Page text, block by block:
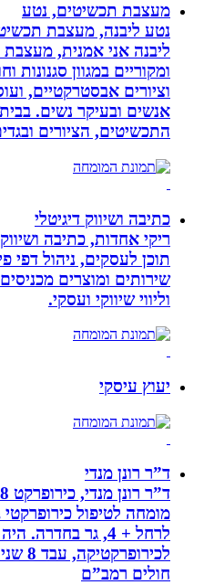
מעצבת תכשיטים, נטע
נטע ליבנה, מעצבת תכשיטים,
ליבנה אני אמנית, מעצבת
ומקוריים במגוון סגנונות
וציורים אבסטרקטיים,
אנשים ובעיקר נשים. בבית
התכשיטים, הציורים ובגדים .
כתיבה ושיווק דיגיטלי
ריקי אחדות, כתיבה ושיווק
תוכן לעסקים, ניהול דפי
שירותים ומוצרים מכניסים,
וליווי שיווקי ועסקי.
יעוץ עיסקי
ד”ר רונן מנדי
ד”ר
מומחה לטיפול כירופרקטי
לרחל + 4, גר בחדרה. היה
חולים רמב”ם